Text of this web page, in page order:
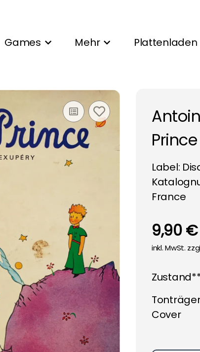
Games Mehr Plattenladen
Prince
Label:
France
9,90 €
inkl. MwSt.
Cover